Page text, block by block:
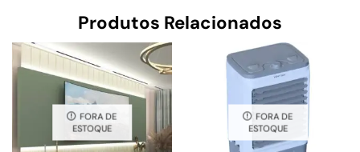
Produtos Relacionados
FORA DE
ESTOQUE
FORA DE
ESTOQUE